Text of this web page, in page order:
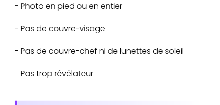
- Photo en pied ou en entier
- Pas de couvre-visage
- Pas de couvre-chef ni de lunettes de soleil
- Pas trop révélateur